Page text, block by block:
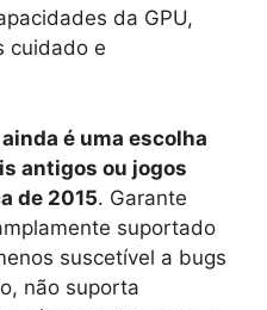
da GPU,
cuidado e
é uma escolha
antigos ou jogos
de 2015. Garante
suportado
suscetível a bugs
não suporta